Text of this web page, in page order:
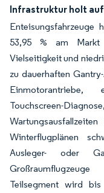
Infrastruktur holt auf
53,95 % am Markt
Vielseitigkeit und
zu dauerhaften
Einmotorantriebe,
Touchscreen-
Winterflugplänen
Ausleger- oder
Teilsegment wird